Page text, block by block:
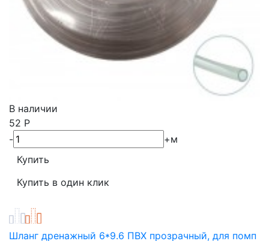
В наличии
52 Р
-
+м
Шланг дренажный 6*9.6 ПВХ прозрачный, для помп